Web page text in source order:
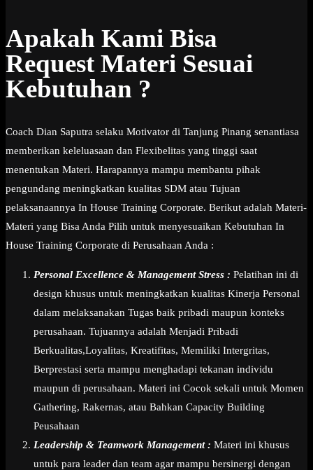
Apakah Kami Bisa
Request Materi Sesuai
Kebutuhan ?
Coach Dian Saputra selaku Motivator di Tanjung Pinang senantiasa
memberikan keleluasaan dan Flexibelitas yang tinggi saat
menentukan Materi. Harapannya mampu membantu pihak
pengundang meningkatkan kualitas SDM atau Tujuan
pelaksanaannya In House Training Corporate. Berikut adalah Materi-
Materi yang Bisa Anda Pilih untuk menyesuaikan Kebutuhan In
House Training Corporate di Perusahaan Anda :
Personal Excellence & Management Stress : Pelatihan ini di
design khusus untuk meningkatkan kualitas Kinerja Personal
dalam melaksanakan Tugas baik pribadi maupun konteks
perusahaan. Tujuannya adalah Menjadi Pribadi
Berkualitas,Loyalitas, Kreatifitas, Memiliki Intergritas,
Berprestasi serta mampu menghadapi tekanan individu
maupun di perusahaan. Materi ini Cocok sekali untuk Momen
Gathering, Rakernas, atau Bahkan Capacity Building
Peusahaan
Leadership & Teamwork Management : Materi ini khusus
untuk para leader dan team agar mampu bersinergi dengan